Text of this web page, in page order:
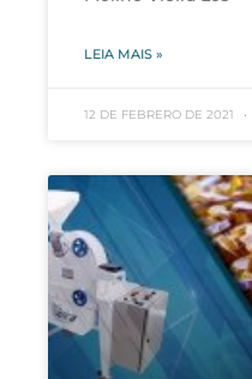
LEIA MAIS »
12 DE FEBRERO DE 2021